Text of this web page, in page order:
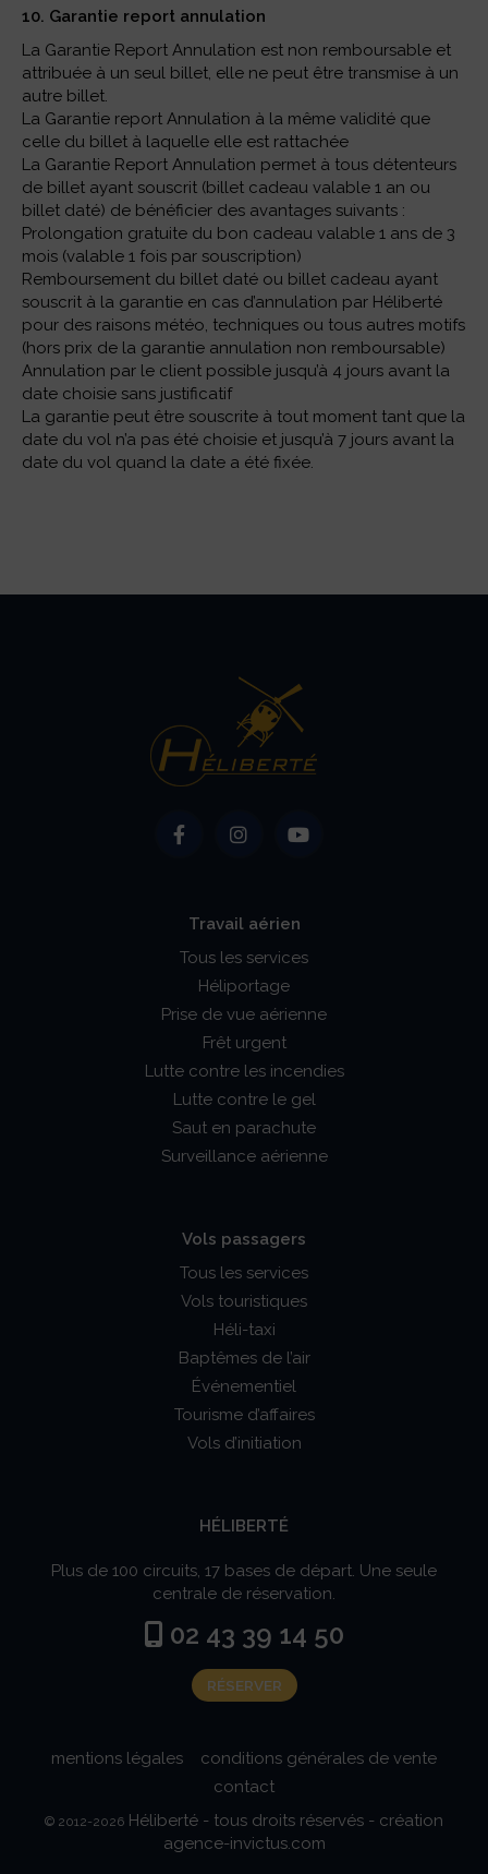
10. Garantie report annulation
La Garantie Report Annulation est non remboursable et
attribuée à un seul billet, elle ne peut être transmise à un
autre billet.
La Garantie report Annulation à la même validité que
celle du billet à laquelle elle est rattachée
La Garantie Report Annulation permet à tous détenteurs
de billet ayant souscrit (billet cadeau valable 1 an ou
billet daté) de bénéficier des avantages suivants :
Prolongation gratuite du bon cadeau valable 1 ans de 3
mois (valable 1 fois par souscription)
Remboursement du billet daté ou billet cadeau ayant
souscrit à la garantie en cas d’annulation par Héliberté
pour des raisons météo, techniques ou tous autres motifs
(hors prix de la garantie annulation non remboursable)
Annulation par le client possible jusqu’à 4 jours avant la
date choisie sans justificatif
La garantie peut être souscrite à tout moment tant que la
date du vol n’a pas été choisie et jusqu’à 7 jours avant la
date du vol quand la date a été fixée.
Travail aérien
Tous les services
Héliportage
Prise de vue aérienne
Frêt urgent
Lutte contre les incendies
Lutte contre le gel
Saut en parachute
Surveillance aérienne
Vols passagers
Tous les services
Vols touristiques
Héli-taxi
Baptêmes de l’air
Événementiel
Tourisme d’affaires
Vols d’initiation
HÉLIBERTÉ
Plus de 100 circuits, 17 bases de départ. Une seule
centrale de réservation.
 02 43 39 14 50
RÉSERVER
mentions légales
conditions générales de vente
contact
© 2012-2026 Héliberté - tous droits réservés - création
agence-invictus.com